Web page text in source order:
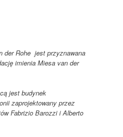
der Rohe jest przyznawana
imienia Miesa van der
jest budynek
zaprojektowany przez
Fabrizio Barozzi i Alberto